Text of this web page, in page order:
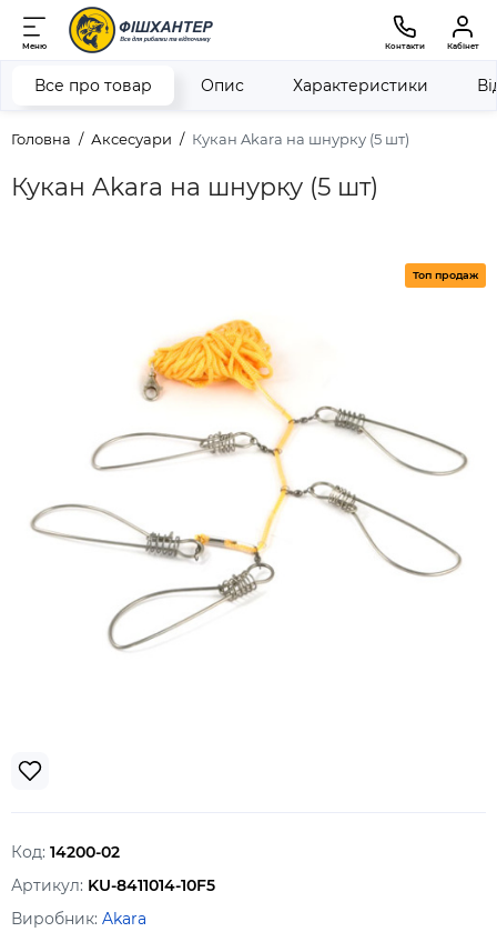
Меню Контакти Кабінет
Головна Аксесуари Кукан Akara на шнурку (5 шт)
Кукан Akara на шнурку (5 шт)
Все про товар Опис Характеристики
Топ продаж
Код: 14200-02
Артикул: KU-8411014-10F5
Виробник: Akara